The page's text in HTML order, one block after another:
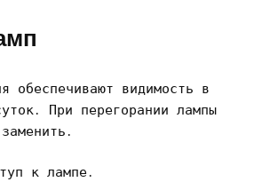
обеспечивают видимость в
При перегорании лампы
к лампе․